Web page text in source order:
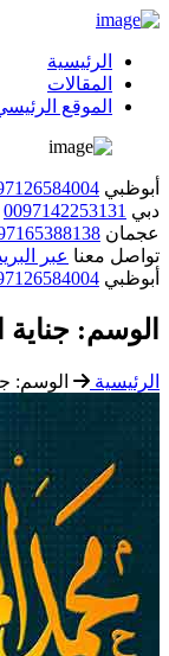
الرئيسية
المقالات
الموقع
أبوظبي
دبي 0097142253131
عجمان
تواصل معنا عبر
أبوظبي
الوسم: جناية
الرئيسية الوسم: